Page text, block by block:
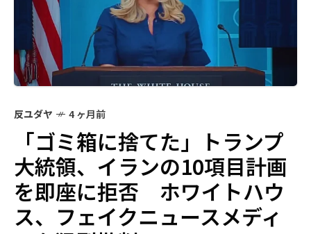
反ユダヤ 4 ヶ月前
「ゴミ箱に捨てた」トランプ
大統領、イランの10項目計画
を即座に拒否 ホワイトハウ
ス、フェイクニュースメディ